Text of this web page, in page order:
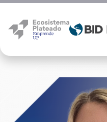
Constanza